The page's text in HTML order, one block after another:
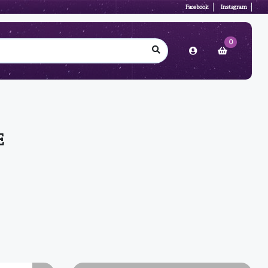
Facebook Instagram
0